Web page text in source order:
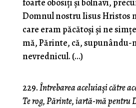
foarte obosiţi şi bolnavi,
Domnul nostru Iisus Hristos
care eram păcătoşi şi ne
mă, Părinte, că, supunându-
nevrednicul. (…)
229.Întrebarea aceluiaşi către
Te rog, Părinte, iartă-mă pentru